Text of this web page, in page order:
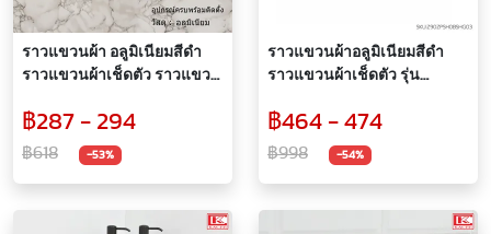
ราวแขวนผ้า อลูมิเนียมสีดำ
ราวแขวนผ้าเช็ดตัว ราวแขวน
฿287 - 294
฿618 -53%
ราวแขวนผ้าอลูมิเนียมสีดำ
ราวแขวนผ้าเช็ดตัว รุ่น
฿464 - 474
฿998 -54%